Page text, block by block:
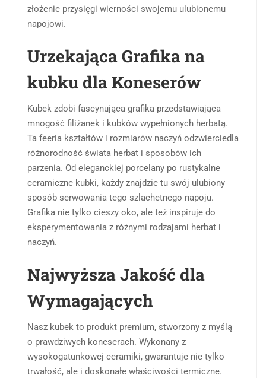
złożenie przysięgi wierności swojemu ulubionemu
napojowi.
Urzekająca Grafika na
kubku dla Koneserów
Kubek zdobi fascynująca grafika przedstawiająca
mnogość filiżanek i kubków wypełnionych herbatą.
Ta feeria kształtów i rozmiarów naczyń odzwierciedla
różnorodność świata herbat i sposobów ich
parzenia. Od eleganckiej porcelany po rustykalne
ceramiczne kubki, każdy znajdzie tu swój ulubiony
sposób serwowania tego szlachetnego napoju.
Grafika nie tylko cieszy oko, ale też inspiruje do
eksperymentowania z różnymi rodzajami herbat i
naczyń.
Najwyższa Jakość dla
Wymagających
Nasz kubek to produkt premium, stworzony z myślą
o prawdziwych koneserach. Wykonany z
wysokogatunkowej ceramiki, gwarantuje nie tylko
trwałość, ale i doskonałe właściwości termiczne.